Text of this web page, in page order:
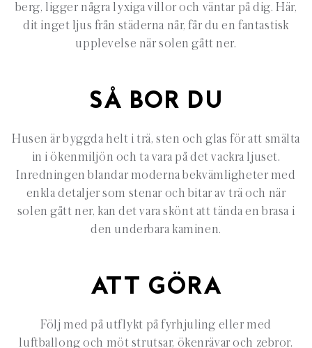
berg, ligger några lyxiga villor och väntar på dig. Här,
dit inget ljus från städerna når, får du en fantastisk
upplevelse när solen gått ner.
SÅ BOR DU
Husen är byggda helt i trä, sten och glas för att smälta
in i ökenmiljön och ta vara på det vackra ljuset.
Inredningen blandar moderna bekvämligheter med
enkla detaljer som stenar och bitar av trä och när
solen gått ner, kan det vara skönt att tända en brasa i
den underbara kaminen.
ATT GÖRA
Följ med på utflykt på fyrhjuling eller med
luftballong och möt strutsar, ökenrävar och zebror.